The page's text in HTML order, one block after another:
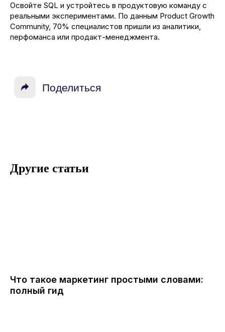
Освойте SQL и устройтесь в продуктовую команду с
реальными экспериментами. По данным Product Growth
Community, 70% специалистов пришли из аналитики,
перфоманса или продакт-менеджмента.
Другие статьи
Что такое маркетинг простыми словами:
полный гид